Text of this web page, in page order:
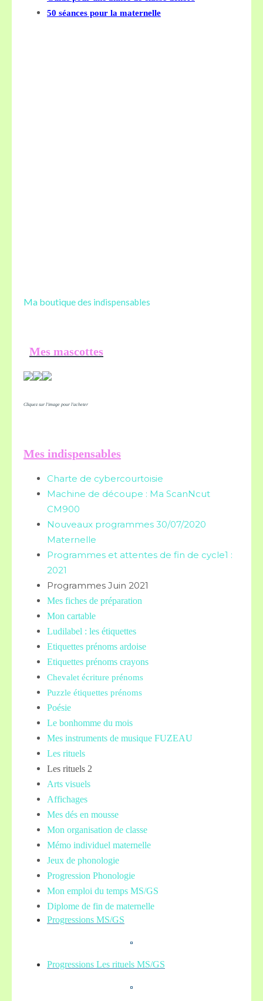
50 séances pour la maternelle
Ma boutique des indispensables
Mes mascottes
Cliquez sur l'image pour l'acheter
Mes indispensables
Charte de cybercourtoisie
Machine de découpe : Ma ScanNcut
CM900
Nouveaux programmes 30/07/2020
Maternelle
Programmes et attentes de fin de cycle1 :
2021
Programmes Juin 2021
Mes fiches de préparation
Mon cartable
Ludilabel : les étiquettes
Etiquettes prénoms ardoise
Etiquettes prénoms crayons
Chevalet écriture prénoms
Puzzle étiquettes prénoms
Poésie
Le bonhomme du mois
Mes instruments de musique FUZEAU
Les rituels
Les rituels 2
Arts visuels
Affichages
Mes dés en mousse
Mon organisation de classe
Mémo individuel maternelle
Jeux de phonologie
Progression Phonologie
Mon emploi du temps MS/GS
Diplome de fin de maternelle
Progressions MS/GS
Progressions Les rituels MS/GS